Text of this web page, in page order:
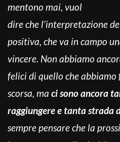
mentono mai, vuol
dire che l’interpretazione
positiva, che va in campo
vincere. Non abbiamo
felici di quello che
scorsa, ma ci sono ancora
raggiungere e tanta strada
sempre pensare che la